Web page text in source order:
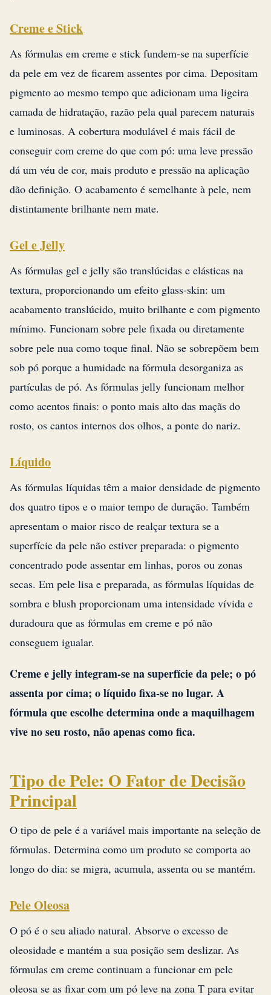
Creme e Stick
As fórmulas em creme e stick fundem-se na superfície
da pele em vez de ficarem assentes por cima. Depositam
pigmento ao mesmo tempo que adicionam uma ligeira
camada de hidratação, razão pela qual parecem naturais
e luminosas. A cobertura modulável é mais fácil de
conseguir com creme do que com pó: uma leve pressão
dá um véu de cor, mais produto e pressão na aplicação
dão definição. O acabamento é semelhante à pele, nem
distintamente brilhante nem mate.
Gel e Jelly
As fórmulas gel e jelly são translúcidas e elásticas na
textura, proporcionando um efeito glass-skin: um
acabamento translúcido, muito brilhante e com pigmento
mínimo. Funcionam sobre pele fixada ou diretamente
sobre pele nua como toque final. Não se sobrepõem bem
sob pó porque a humidade na fórmula desorganiza as
partículas de pó. As fórmulas jelly funcionam melhor
como acentos finais: o ponto mais alto das maçãs do
rosto, os cantos internos dos olhos, a ponte do nariz.
Líquido
As fórmulas líquidas têm a maior densidade de pigmento
dos quatro tipos e o maior tempo de duração. Também
apresentam o maior risco de realçar textura se a
superfície da pele não estiver preparada: o pigmento
concentrado pode assentar em linhas, poros ou zonas
secas. Em pele lisa e preparada, as fórmulas líquidas de
sombra e blush proporcionam uma intensidade vívida e
duradoura que as fórmulas em creme e pó não
conseguem igualar.
Creme e jelly integram-se na superfície da pele; o pó
assenta por cima; o líquido fixa-se no lugar. A
fórmula que escolhe determina onde a maquilhagem
vive no seu rosto, não apenas como fica.
Tipo de Pele: O Fator de Decisão
Principal
O tipo de pele é a variável mais importante na seleção de
fórmulas. Determina como um produto se comporta ao
longo do dia: se migra, acumula, assenta ou se mantém.
Pele Oleosa
O pó é o seu aliado natural. Absorve o excesso de
oleosidade e mantém a sua posição sem deslizar. As
fórmulas em creme continuam a funcionar em pele
oleosa se as fixar com um pó leve na zona T para evitar